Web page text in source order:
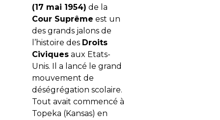
(17 mai 1954) de la
Cour Suprême est un
des grands jalons de
l’histoire des Droits
Civiquesaux Etats-
Unis. Il a lancé le grand
mouvement de
déségrégation scolaire.
Tout avait commencé à
Topeka (Kansas) en